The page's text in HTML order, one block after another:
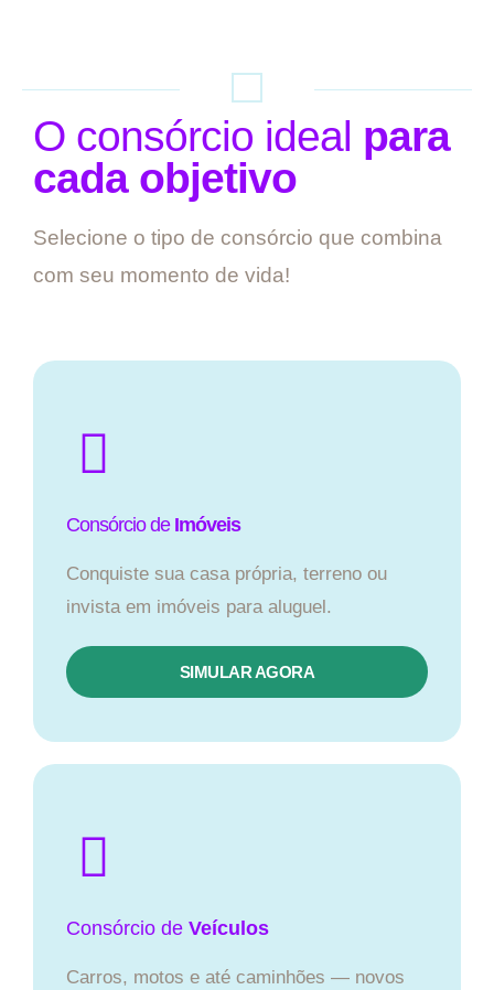
O consórcio ideal para
cada objetivo
Selecione o tipo de consórcio que combina
com seu momento de vida!
Consórcio de Imóveis
Conquiste sua casa própria, terreno ou
invista em imóveis para aluguel.
SIMULAR AGORA​
Consórcio de Veículos
Carros, motos e até caminhões — novos